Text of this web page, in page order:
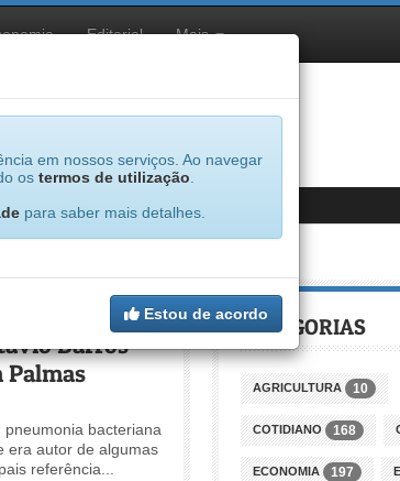
Editorial Mais
em nossos serviços. Ao navegar
os termos de utilização
para saber mais detalhes.
Estou de acordo
Barros
Palmas
bacteriana
era autor de algumas
referência...
CATEGORIAS
AGRICULTURA 10
COTIDIANO 168
ECONOMIA 197